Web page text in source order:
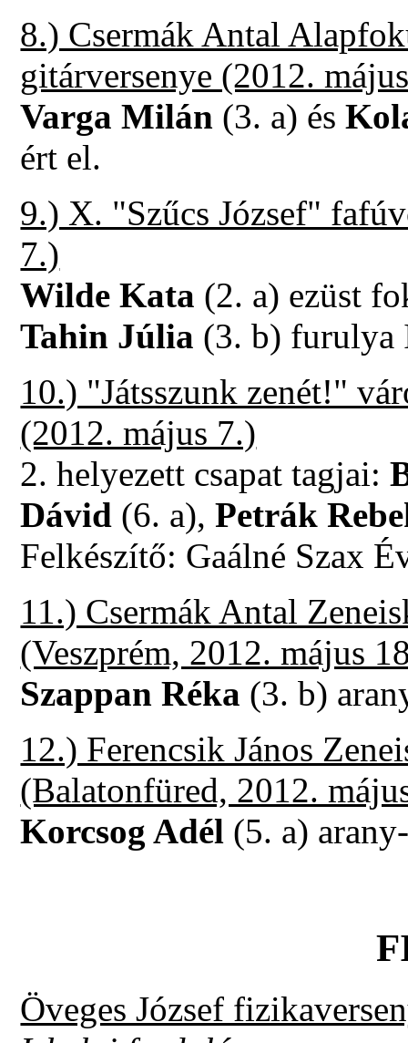
8.) Csermák Antal
gitárversenye (2012.
Varga Milán (3. a) és
ért el.
9.) X. "Szűcs József"
7.)
Wilde Kata (2. a) ezüst
Tahin Júlia (3. b) furulya
10.) "Játsszunk zenét!"
(2012. május 7.)
2. helyezett csapat tagjai:
Dávid (6. a),Petrák
Felkészítő: Gaálné Szax
11.) Csermák Antal
(Veszprém, 2012. május
Szappan Réka (3. b)
12.) Ferencsik János
(Balatonfüred, 2012.
Korcsog Adél (5. a)
Öveges József